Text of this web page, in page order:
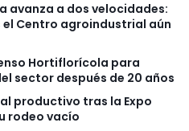
avanza a dos velocidades:
el Centro agroindustrial aún
Hortiflorícola para
sector después de 20 años
productivo tras la Expo
rodeo vacío